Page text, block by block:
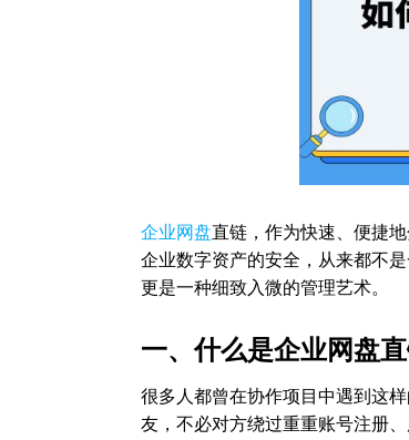
企业网盘直链，作为快速、便捷
企业数字资产的安全，从来都不
更是一种细致入微的管理艺术。
一、什么是企业网盘
很多人都曾在协作项目中遇到这
友，不必对方绕过重重账号注册